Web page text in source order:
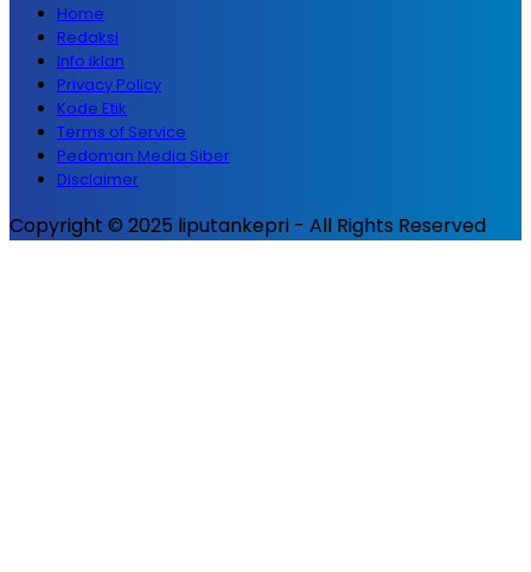
Home
Redaksi
Info iklan
Privacy Policy
Kode Etik
Terms of Service
Pedoman Media Siber
Disclaimer
Copyright © 2025 liputankepri - All Rights Reserved